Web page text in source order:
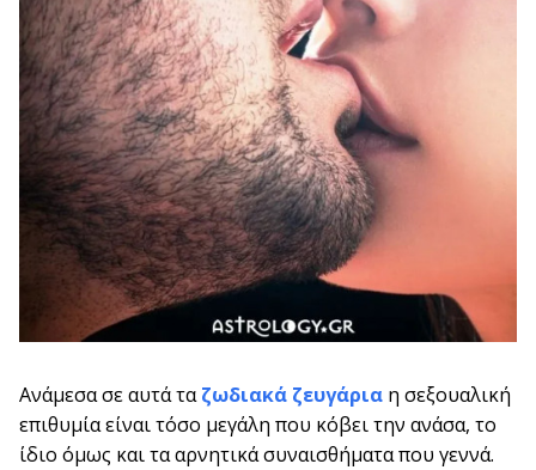
Ανάμεσα σε αυτά τα ζωδιακά ζευγάρια η σεξουαλική
επιθυμία είναι τόσο μεγάλη που κόβει την ανάσα, το
ίδιο όμως και τα αρνητικά συναισθήματα που γεννά.